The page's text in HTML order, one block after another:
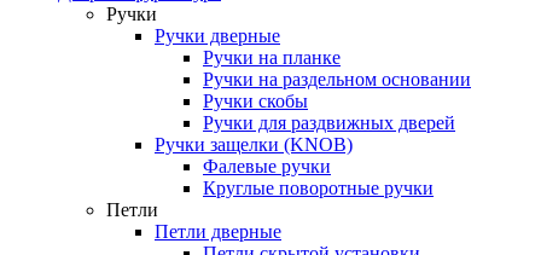
Ручки
Ручки дверные
Ручки на планке
Ручки на раздельном основании
Ручки скобы
Ручки для раздвижных дверей
Ручки защелки (KNOB)
Фалевые ручки
Круглые поворотные ручки
Петли
Петли дверные